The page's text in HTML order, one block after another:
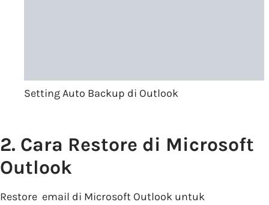
Setting Auto Backup di Outlook
2. Cara Restore di Microsoft
Outlook
Restore email di Microsoft Outlook untuk